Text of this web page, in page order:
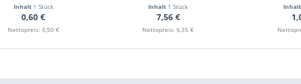
Inhalt 1 Stück
0,60 €
Nettopreis: 0,50 €
Inhalt 1 Stück
7,56 €
Nettopreis: 6,35 €
Inhalt